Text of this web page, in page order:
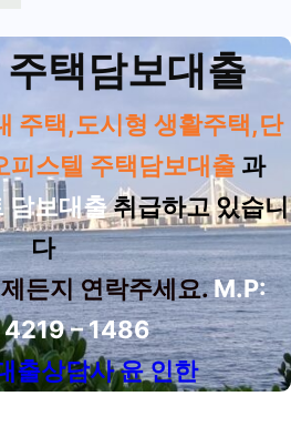
택담보대출
주택,도시형 생활주택,단
피스텔 주택담보대출과
담보대출취급하고 있습니
다
든지 연락주세요.M.P:
4219 – 1486
출상담사 윤 인한